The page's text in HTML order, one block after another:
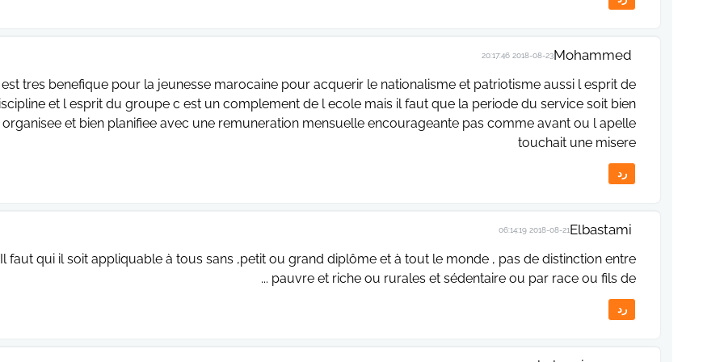
Mohammed
2018-08-23 20:17:46
est tres benefique pour la jeunesse marocaine pour acquerir le nationalisme et patriotisme aussi l esprit de
et l esprit du groupe c est un complement de l ecole mais il faut que la periode du service soit bien
organisee et bien planifiee avec une remuneration mensuelle encourageante pas comme avant ou l apelle
touchait une misere
رد
Elbastami
2018-08-21 06:14:19
Il faut qui il soit appliquable à tous sans ,petit ou grand diplôme et à tout le monde , pas de distinction entre
pauvre et riche ou rurales et sédentaire ou par race ou fils de ...
رد